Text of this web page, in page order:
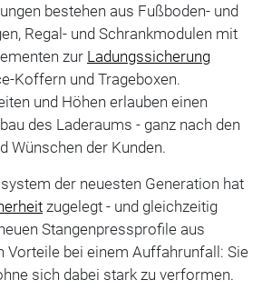
bestehen aus Fußboden- und
Regal- und Schrankmodulen mit
zur Ladungssicherung
Koffern und Trageboxen.
und Höhen erlauben einen
des Laderaums - ganz nach den
Wünschen der Kunden.
der neuesten Generation hat
zugelegt - und gleichzeitig
Stangenpressprofile aus
Vorteile bei einem Auffahrunfall: Sie
sich dabei stark zu verformen.